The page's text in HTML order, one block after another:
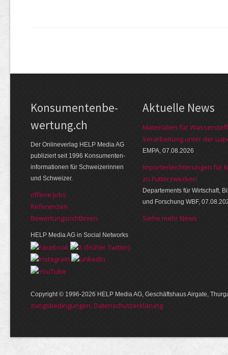
Kon­su­menten­be­
wer­tung.ch
Der Online­verlag HELP Media AG
publi­ziert seit 1996 Kon­su­menten­
infor­mationen für Schwei­zerinnen
und Schweizer.
offene Jobs
Referenzen
Bewer­tungs­richt­linien
HELP Media AG in Social Networks
Aktuelle News
Materialien für
Verarbeitung unter der
EMPA, 07.08.2026
Importerleichterungen für
zu Futterzwecken
Departements für Wirtschaft,
und Forschung WBF,
Siehe mehr News
Copyright © 1996-2026 HELP Media AG, Geschäftshaus Airgate,
zungs­bedin­gungen, Daten­schutz­er­klärung